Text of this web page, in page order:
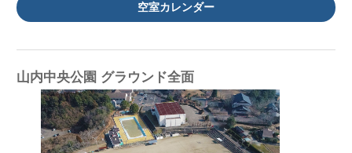
空室カレンダー
山内中央公園 グラウンド全面